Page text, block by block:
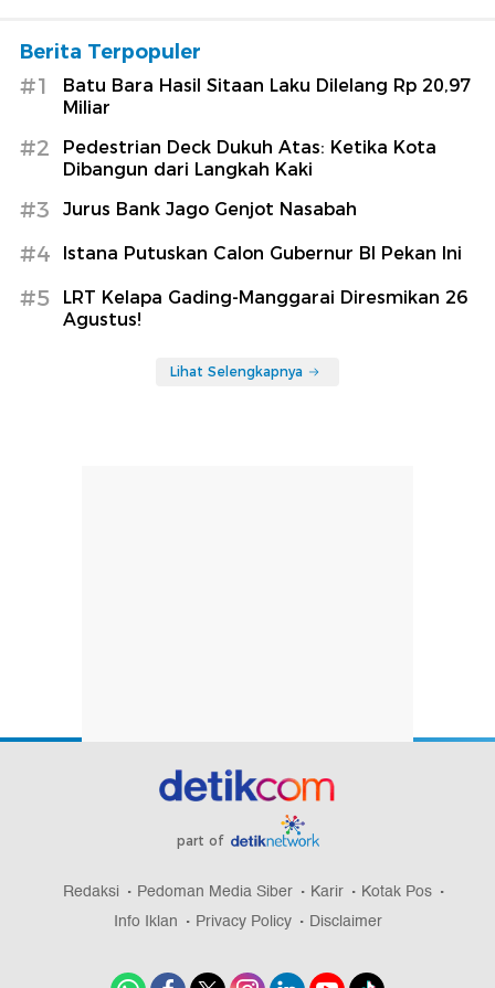
Berita Terpopuler
#1
Batu Bara Hasil Sitaan Laku Dilelang Rp 20,97
Miliar
#2
Pedestrian Deck Dukuh Atas: Ketika Kota
Dibangun dari Langkah Kaki
#3 Jurus Bank Jago Genjot Nasabah
#4 Istana Putuskan Calon Gubernur BI Pekan Ini
#5
LRT Kelapa Gading-Manggarai Diresmikan 26
Agustus!
Lihat Selengkapnya
part of
Redaksi Pedoman Media Siber Karir
Kotak Pos
Info Iklan
Privacy Policy Disclaimer